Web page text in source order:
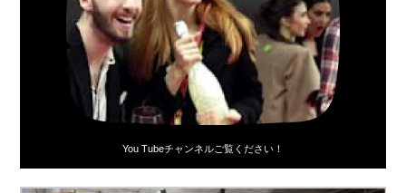
You Tubeチャンネルご覧ください！